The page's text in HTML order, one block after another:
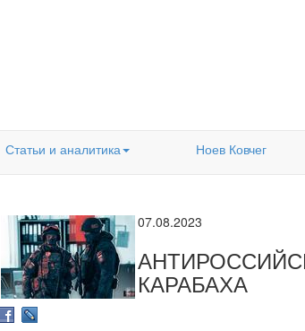
Статьи и аналитика Ноев Ковчег
07.08.2023
КАРАБАХА